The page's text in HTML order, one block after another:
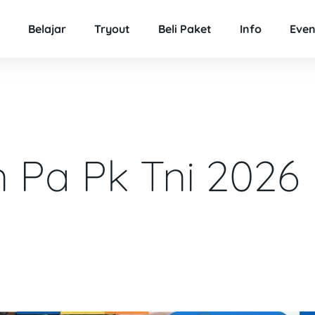
Belajar Tryout Beli Paket Info
Pk Tni 2026